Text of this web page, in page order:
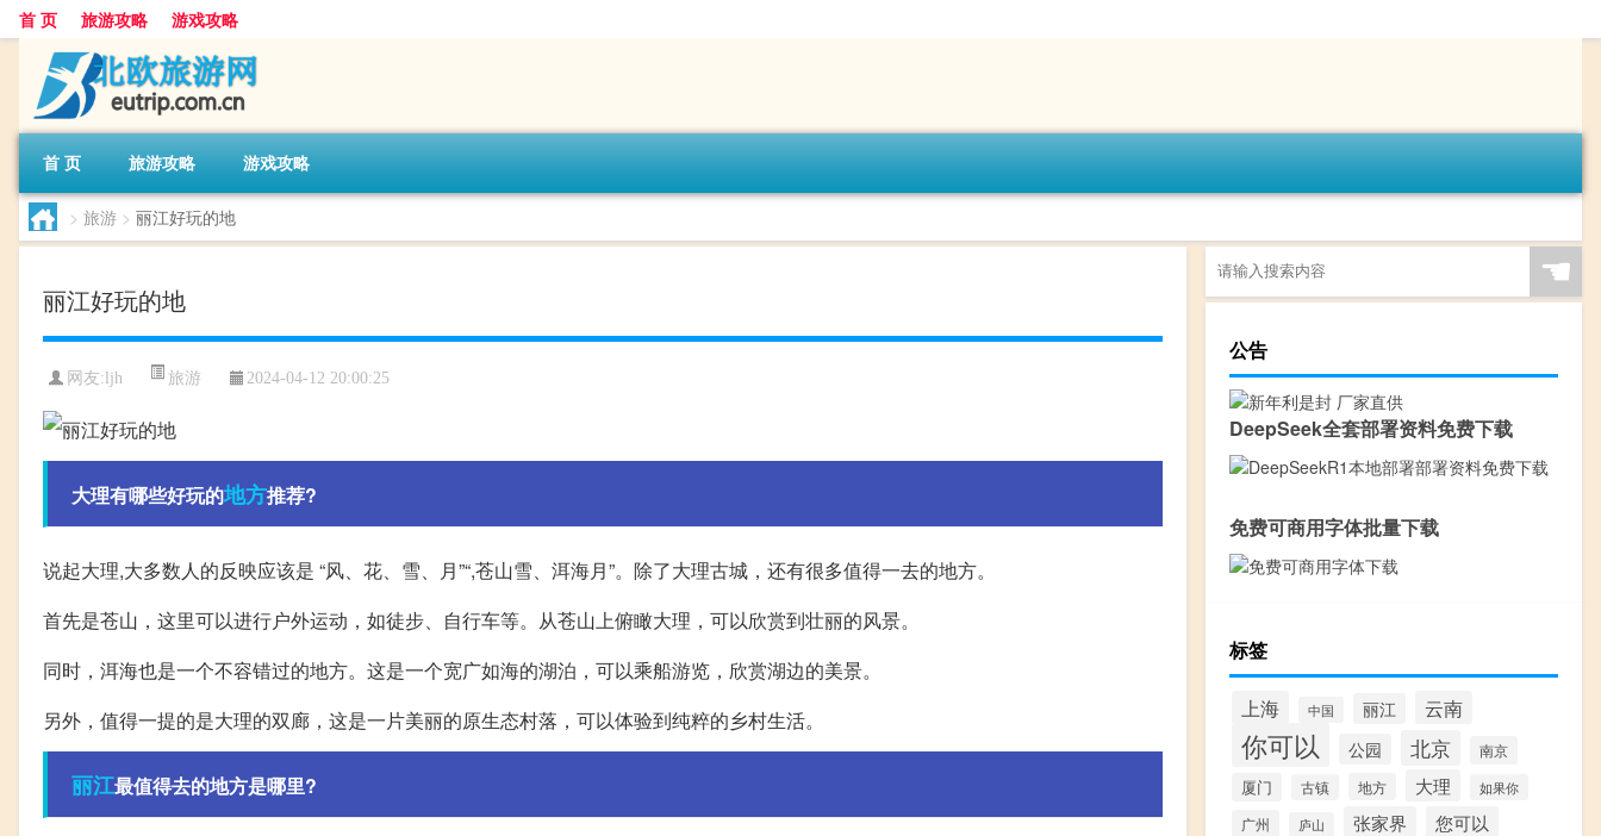
首 页 旅游攻略 游戏攻略
首 页 旅游攻略 游戏攻略
> 旅游 > 丽江好玩的地
丽江好玩的地
网友: ljh 旅游 2024-04-12 20:00:25
大理有哪些好玩的地方推荐?
说起大理,大多数人的反映应该是 “风、花、雪、月”“,苍山雪、洱海月”。除了大理古城，还有很多值得一去的地方。
首先是苍山，这里可以进行户外运动，如徒步、自行车等。从苍山上俯瞰大理，可以欣赏到壮丽的风景。
同时，洱海也是一个不容错过的地方。这是一个宽广如海的湖泊，可以乘船游览，欣赏湖边的美景。
另外，值得一提的是大理的双廊，这是一片美丽的原生态村落，可以体验到纯粹的乡村生活。
丽江最值得去的地方是哪里?
☚
公告
DeepSeek全套部署资料免费下载
免费可商用字体批量下载
标签
上海 中国 丽江 云南
你可以 公园 北京
南京
厦门
古镇 地方 大理 如果你
广州 庐山 张家界 您可以